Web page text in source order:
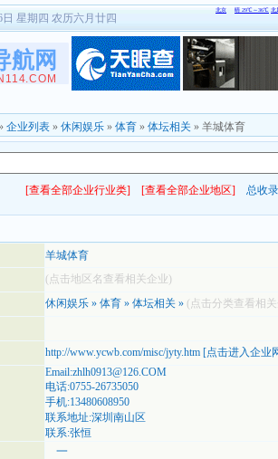
日 星期四 农历六月廿四
企业列表 » 休闲娱乐 » 体育 » 体坛相关 » 羊城体育
[查看全部企业行业类] [查看全部企业地区] 总收
羊城体育
(点击地区名查看相关企业)
休闲娱乐 » 体育 » 体坛相关 » (点击分类查看相
http://www.ycwb.com/misc/jyty.htm [点击进入企业
Email:zhlh0913@126.COM
电话:0755-26735050
手机:13480608950
联系地址:深圳南山区
联系:张恒
一